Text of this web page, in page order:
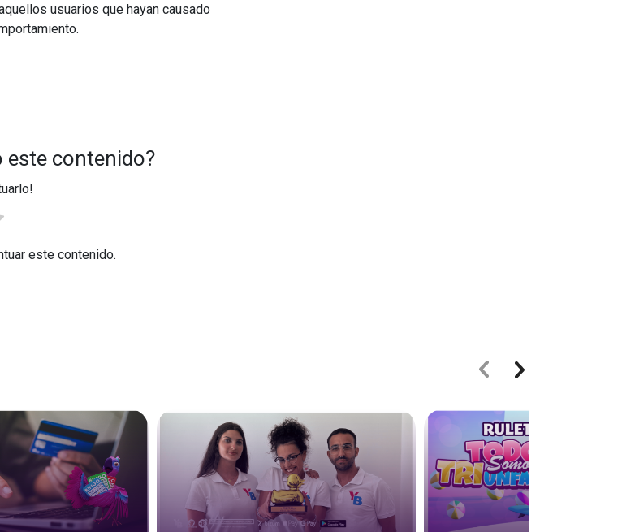
usuarios que hayan causado
este contenido?
este contenido.